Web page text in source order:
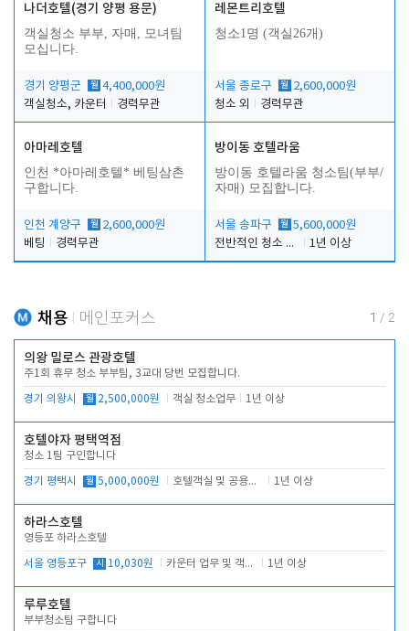
나더호텔(경기 양평 용문)
객실청소 부부, 자매, 모녀팀
모십니다.
경기 양평군 월 4,400,000원
객실청소, 카운터
경력무관
레몬트리호텔
청소1명 (객실26개)
서울 종로구 월 2,600,000원
청소 외
경력무관
아마레호텔
인천 *아마레호텔* 베팅삼촌
구합니다.
인천 계양구 월 2,600,000원
베팅
경력무관
방이동 호텔라움
방이동 호텔라움 청소팀(부부/
자매) 모집합니다.
서울 송파구 월 5,600,000원
전반적인 청소 업무(객실청소.객실정리)
1년 이상
채용 메인포커스 1 / 2
의왕 밀로스 관광호텔
주1회 휴무 청소 부부팀, 3교대 당번 모집합니다.
경기 의왕시 월 2,500,000원 객실 청소업무 1년 이상
호텔야자 평택역점
청소 1팀 구인합니다
경기 평택시 월 5,000,000원 호텔객실 및 공용시설 청소 관리 1년 이상
하라스호텔
영등포 하라스호텔
서울 영등포구 시 10,030원 카운터 업무 및 객실관리(청소상태 확인, 객실판매) 1년 이상
루루호텔
부부청소팀 구합니다